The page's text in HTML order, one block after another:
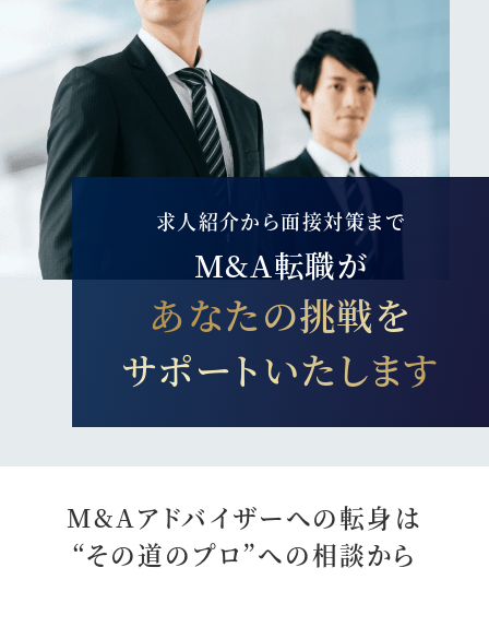
求人紹介から面接対策まで
M&A転職が
あなたの挑戦を
サポートいたします
M&Aアドバイザーへの転身は
“その道のプロ”への相談から